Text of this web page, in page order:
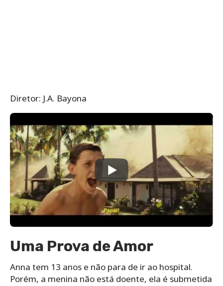
Diretor: J.A. Bayona
Uma Prova de Amor
Anna tem 13 anos e não para de ir ao hospital.
Porém, a menina não está doente, ela é submetida